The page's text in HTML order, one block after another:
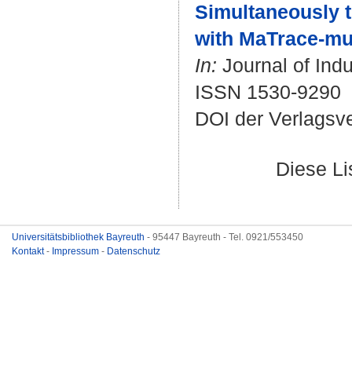
Simultaneously
with MaTrace-
In: Journal of
ISSN 1530-9290
DOI der
Diese
Universitätsbibliothek Bayreuth - 95447 Bayreuth - Tel. 0921/553450
Kontakt- Impressum - Datenschutz